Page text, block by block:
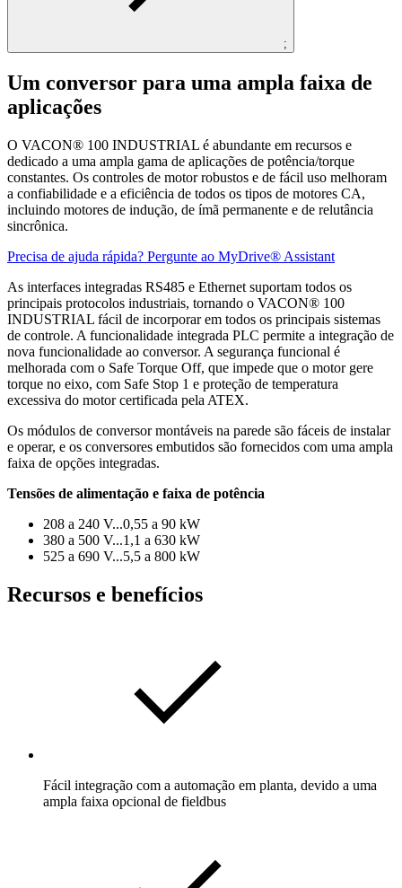
;
Um conversor para uma ampla faixa de
aplicações
O VACON® 100 INDUSTRIAL é abundante em recursos e
dedicado a uma ampla gama de aplicações de potência/torque
constantes. Os controles de motor robustos e de fácil uso melhoram
a confiabilidade e a eficiência de todos os tipos de motores CA,
incluindo motores de indução, de ímã permanente e de relutância
sincrônica.
Precisa de ajuda rápida? Pergunte ao MyDrive® Assistant
As interfaces integradas RS485 e Ethernet suportam todos os
principais protocolos industriais, tornando o VACON® 100
INDUSTRIAL fácil de incorporar em todos os principais sistemas
de controle. A funcionalidade integrada PLC permite a integração de
nova funcionalidade ao conversor. A segurança funcional é
melhorada com o Safe Torque Off, que impede que o motor gere
torque no eixo, com Safe Stop 1 e proteção de temperatura
excessiva do motor certificada pela ATEX.
Os módulos de conversor montáveis na parede são fáceis de instalar
e operar, e os conversores embutidos são fornecidos com uma ampla
faixa de opções integradas.
Tensões de alimentação e faixa de potência
208 a 240 V...0,55 a 90 kW
380 a 500 V...1,1 a 630 kW
525 a 690 V...5,5 a 800 kW
Recursos e benefícios
Fácil integração com a automação em planta, devido a uma
ampla faixa opcional de fieldbus